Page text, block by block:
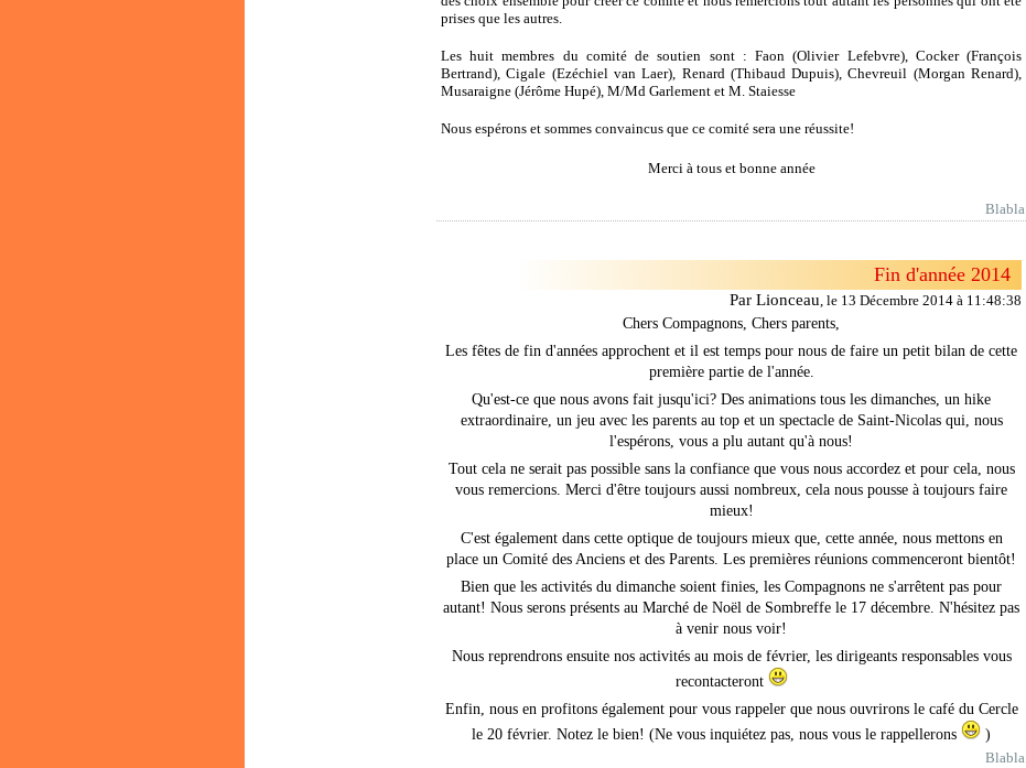
prises que les autres.
Les huit membres du comité de soutien sont : Faon (Olivier Lefebvre), Cocker (François
Bertrand), Cigale (Ezéchiel van Laer), Renard (Thibaud Dupuis), Chevreuil (Morgan Renard),
Musaraigne (Jérôme Hupé), M/Md Garlement et M. Staiesse
Nous espérons et sommes convaincus que ce comité sera une réussite!
Merci à tous et bonne année
Blabla
Fin d'année 2014
Par Lionceau, le 13 Décembre 2014 à 11:48:38
Chers Compagnons, Chers parents,
Les fêtes de fin d'années approchent et il est temps pour nous de faire un petit bilan de cette
première partie de l'année.
Qu'est-ce que nous avons fait jusqu'ici? Des animations tous les dimanches, un hike
extraordinaire, un jeu avec les parents au top et un spectacle de Saint-Nicolas qui, nous
l'espérons, vous a plu autant qu'à nous!
Tout cela ne serait pas possible sans la confiance que vous nous accordez et pour cela, nous
vous remercions. Merci d'être toujours aussi nombreux, cela nous pousse à toujours faire
mieux!
C'est également dans cette optique de toujours mieux que, cette année, nous mettons en
place un Comité des Anciens et des Parents. Les premières réunions commenceront bientôt!
Bien que les activités du dimanche soient finies, les Compagnons ne s'arrêtent pas pour
autant! Nous serons présents au Marché de Noël de Sombreffe le 17 décembre. N'hésitez pas
à venir nous voir!
Nous reprendrons ensuite nos activités au mois de février, les dirigeants responsables vous
recontacteront
Enfin, nous en profitons également pour vous rappeler que nous ouvrirons le café du Cercle
le 20 février. Notez le bien! (Ne vous inquiétez pas, nous vous le rappellerons
)
Blabla